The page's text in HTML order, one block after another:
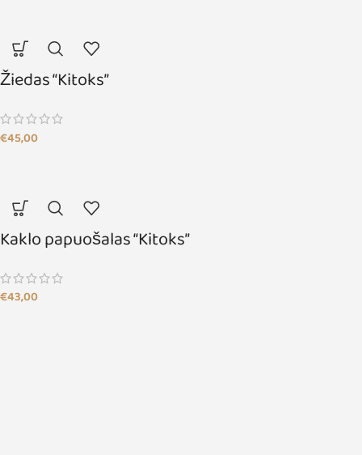
Žiedas “Kitoks”
€45,00
Kaklo papuošalas “Kitoks”
€43,00